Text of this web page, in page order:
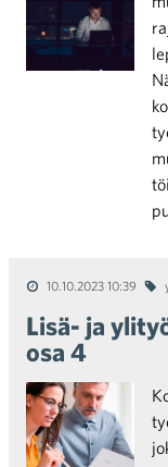
10.10.2023 10:39
Lisä- ja
osa 4